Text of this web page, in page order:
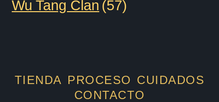
Wu Tang Clan (57)
TIENDA PROCESO CUIDADOS
CONTACTO